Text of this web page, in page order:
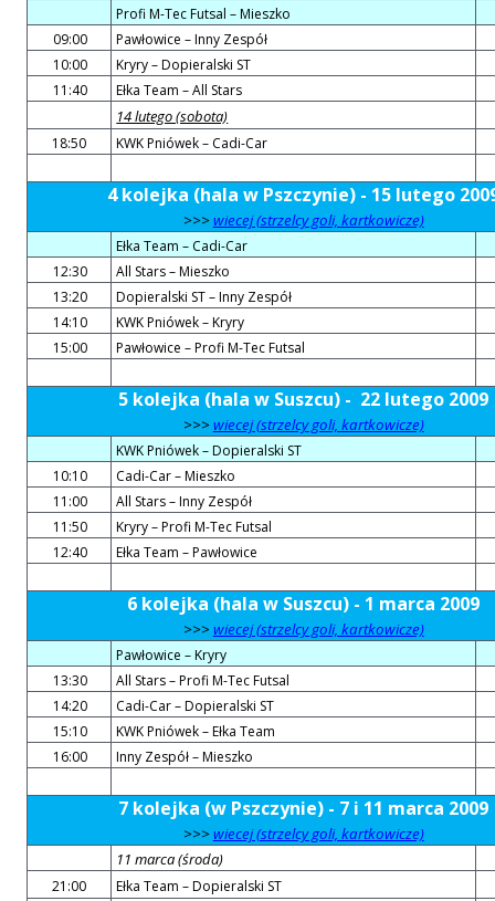
Profi M-Tec Futsal – Mieszko
09:00
Pawłowice – Inny Zespół
10:00
Kryry – Dopieralski ST
11:40
Ełka Team – All Stars
14 lutego (sobota)
18:50 KWK Pniówek – Cadi-Car
4 kolejka (hala w Pszczynie) - 15 lutego
>>>wiecej (strzelcy goli, kartkowicze)
Ełka Team – Cadi-Car
12:30
All Stars – Mieszko
13:20
Dopieralski ST – Inny Zespół
14:10
KWK Pniówek – Kryry
15:00
Pawłowice – Profi M-Tec Futsal
5 kolejka (hala w Suszcu) - 22 lutego 2009
>>>wiecej (strzelcy goli, kartkowicze)
KWK Pniówek – Dopieralski ST
10:10
Cadi-Car – Mieszko
11:00
All Stars – Inny Zespół
11:50
Kryry – Profi M-Tec Futsal
12:40
Ełka Team – Pawłowice
6 kolejka (hala w Suszcu) - 1 marca 2009
>>>wiecej (strzelcy goli, kartkowicze)
Pawłowice – Kryry
13:30
All Stars – Profi M-Tec Futsal
14:20
Cadi-Car – Dopieralski ST
15:10
KWK Pniówek – Ełka Team
16:00
Inny Zespół – Mieszko
7 kolejka (w Pszczynie) - 7 i 11 marca 2009
>>>wiecej (strzelcy goli, kartkowicze)
11 marca (środa)
21:00 Ełka Team – Dopieralski ST